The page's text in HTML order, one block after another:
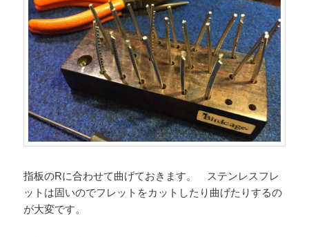
指板のRに合わせて曲げておきます。 ステンレスフレ
ットは固いのでフレットをカットしたり曲げたりするの
が大変です。